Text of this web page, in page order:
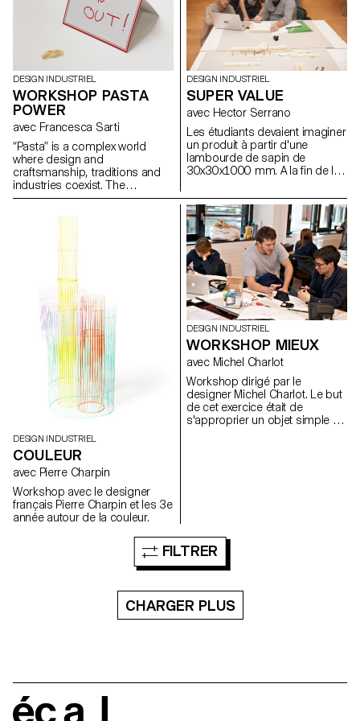
DESIGN INDUSTRIEL
WORKSHOP PASTA
POWER
avec Francesca Sarti
“Pasta” is a complex world
where design and
craftsmanship, traditions and
industries coexist. The
workshop will be an occasion
aspects, creating hand-made
pasta, efficient molds and a
convivial space where guests
will enjoy the “social power of
pasta”. To highlight the
important play between simple
ingredients and their creative
interpretation, students,
working in groups, will be
asked to invent their own
handmade pasta and share the
story, the idea behind it. Then
students will work on a mold to
make the production of their
pasta more efficient and in the
end they will pull together to
restaurant.
DESIGN INDUSTRIEL
SUPER VALUE
avec Hector Serrano
Les étudiants devaient imaginer
un produit à partir d'une
lambourde de sapin de
30x30x1000 mm. A la fin de la
organisée et l'étudiant qui
faisait le plus de profit avec son
bout de bois remportait un prix
décerné par Hector Serrano.
DESIGN INDUSTRIEL
COULEUR
avec Pierre Charpin
Workshop avec le designer
français Pierre Charpin et les 3e
année autour de la couleur.
DESIGN INDUSTRIEL
WORKSHOP MIEUX
avec Michel Charlot
Workshop dirigé par le
designer Michel Charlot. Le but
de cet exercice était de
s'approprier un objet simple du
FILTRER
CHARGER PLUS